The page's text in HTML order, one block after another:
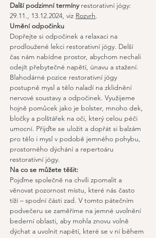
Další podzimní termíny restorativní jógy:
29.11., 13.12.2024, viz Rozvrh.
Umění odpočinku
Dopřejte si odpočinek a relaxaci na
prodloužené lekci restorativní jógy. Delší
čas nám nabídne prostor, abychom nechali
odejít přebytečné napětí, únavu a stažení.
Blahodárné pozice restorativní jógy
postupně mysl a tělo naladí na zklidnění
nervové soustavy a odpočinek. Využijeme
hojně pomůcek jako je bolster, mnoho dek,
bločky a polštářek na oči, který celou péči
umocní. Přijďte se uložit a dopřát si balzám
pro tělo i mysl v podobě jemného pohybu,
prostorného dýchání a repertoáru
restorativní jógy.
Na co se můžete těšit:
Pojďme společně na chvíli zpomalit a
věnovat pozornost místu, které nás často
tíží – spodní části zad. V tomto pátečním
podvečeru se zaměříme na jemné uvolnění
bederní oblasti, aby mohla znovu volně
dýchat a uvolnit napětí, které se v ní během